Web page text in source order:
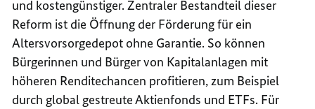
und kostengünstiger. Zentraler Bestandteil dieser
Reform ist die Öffnung der Förderung für ein
Altersvorsorgedepot ohne Garantie. So können
Bürgerinnen und Bürger von Kapitalanlagen mit
höheren Renditechancen profitieren, zum Beispiel
durch global gestreute Aktienfonds und ETFs. Für